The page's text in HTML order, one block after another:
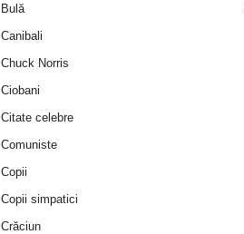
Bulă
Canibali
Chuck Norris
Ciobani
Citate celebre
Comuniste
Copii
Copii simpatici
Crăciun